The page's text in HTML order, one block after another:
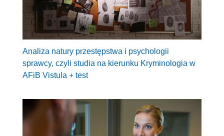
Analiza natury przestępstwa i psychologii
sprawcy, czyli studia na kierunku Kryminologia w
AFiB Vistula + test